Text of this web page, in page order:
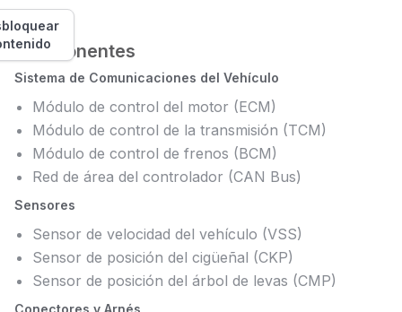
Componentes
Sistema de Comunicaciones del Vehículo
Módulo de control del motor (ECM)
Módulo de control de la transmisión (TCM)
Módulo de control de frenos (BCM)
Red de área del controlador (CAN Bus)
Sensores
Sensor de velocidad del vehículo (VSS)
Sensor de posición del cigüeñal (CKP)
Sensor de posición del árbol de levas (CMP)
Conectores y Arnés